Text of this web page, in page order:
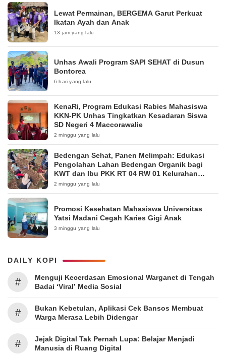
Lewat Permainan, BERGEMA Garut Perkuat
Ikatan Ayah dan Anak
13 jam yang lalu
Unhas Awali Program SAPI SEHAT di Dusun
Bontorea
6 hari yang lalu
KenaRi, Program Edukasi Rabies Mahasiswa
KKN-PK Unhas Tingkatkan Kesadaran Siswa
SD Negeri 4 Maccorawalie
2 minggu yang lalu
Bedengan Sehat, Panen Melimpah: Edukasi
Pengolahan Lahan Bedengan Organik bagi
KWT dan Ibu PKK RT 04 RW 01 Kelurahan
Pakintelan
2 minggu yang lalu
Promosi Kesehatan Mahasiswa Universitas
Yatsi Madani Cegah Karies Gigi Anak
3 minggu yang lalu
DAILY KOPI
#
Menguji Kecerdasan Emosional Warganet di Tengah
Badai ‘Viral’ Media Sosial
#
Bukan Kebetulan, Aplikasi Cek Bansos Membuat
Warga Merasa Lebih Didengar
#
Jejak Digital Tak Pernah Lupa: Belajar Menjadi
Manusia di Ruang Digital